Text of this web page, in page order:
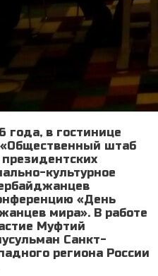
года, в гостинице
штаб
культурное
«День
мира». В работе
Муфтий
Санкт-
региона России